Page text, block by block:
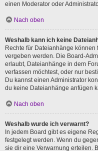
einen Moderator oder
Nach oben
Weshalb kann ich keine
Rechte für Dateianhänge
vergeben werden. Die Board-
erlaubt, Dateianhänge in dem
verfassen möchtest, oder nur
Du kannst einen Administrator
du keine Dateianhänge anfügen
Nach oben
Weshalb wurde ich verwarnt?
In jedem Board gibt es eigene
festgelegt werden. Wenn du
sie dir eine Verwarnung erteilen.